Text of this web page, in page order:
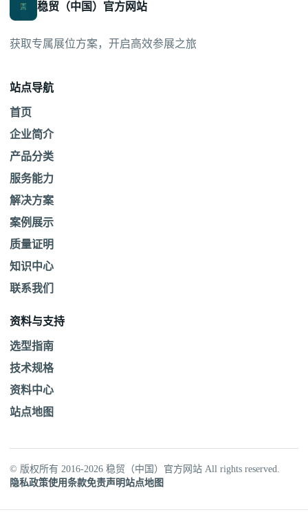
稳贸（中国）官方网站
获取专属展位方案，开启高效参展之旅
站点导航
首页
企业简介
产品分类
服务能力
解决方案
案例展示
质量证明
知识中心
联系我们
资料与支持
选型指南
技术规格
资料中心
站点地图
© 版权所有 2016-2026 稳贸（中国）官方网站 All rights reserved.
隐私政策使用条款免责声明站点地图